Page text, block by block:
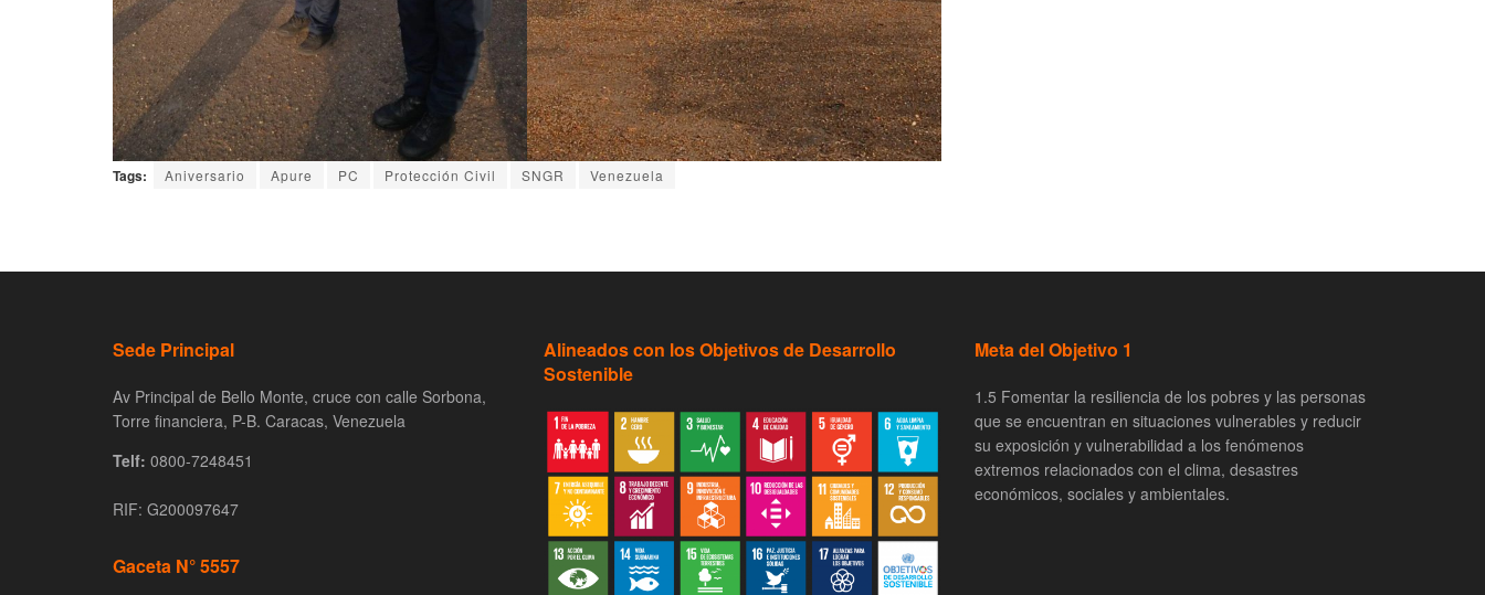
Tags: Aniversario Apure PC Protección Civil SNGR Venezuela
Sede Principal
Av Principal de Bello Monte, cruce con calle Sorbona,
Torre financiera, P-B. Caracas, Venezuela
Telf: 0800-7248451
RIF: G200097647
Gaceta N° 5557
Alineados con los Objetivos de Desarrollo
Sostenible
Meta del Objetivo 1
1.5 Fomentar la resiliencia de los pobres y las personas
que se encuentran en situaciones vulnerables y reducir
su exposición y vulnerabilidad a los fenómenos
extremos relacionados con el clima, desastres
económicos, sociales y ambientales.